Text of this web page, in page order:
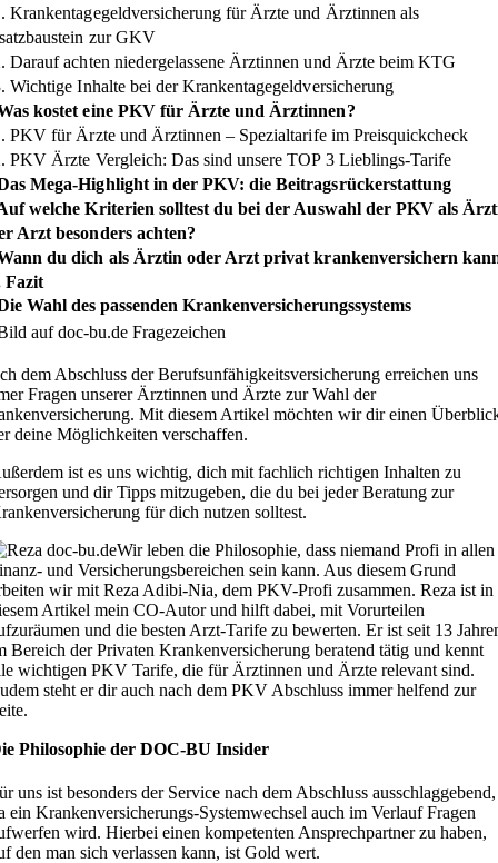
Krankentagegeldversicherung für Ärzte und Ärztinnen als
zur GKV
Darauf achten niedergelassene Ärztinnen und Ärzte beim KTG
Wichtige Inhalte bei der Krankentagegeldversicherung
kostet eine PKV für Ärzte und Ärztinnen?
PKV für Ärzte und Ärztinnen – Spezialtarife im Preisquickcheck
PKV Ärzte Vergleich: Das sind unsere TOP 3 Lieblings-Tarife
Mega-Highlight in der PKV: die Beitragsrückerstattung
welche Kriterien solltest du bei der Auswahl der PKV als
Arzt besonders achten?
du dich als Ärztin oder Arzt privat krankenversichern
Fazit
Wahl des passenden Krankenversicherungssystems
dem Abschluss der Berufsunfähigkeitsversicherung erreichen uns
Fragen unserer Ärztinnen und Ärzte zur Wahl der
Mit diesem Artikel möchten wir dir einen
deine Möglichkeiten verschaffen.
ist es uns wichtig, dich mit fachlich richtigen Inhalten zu
und dir Tipps mitzugeben, die du bei jeder Beratung zur
für dich nutzen solltest.
Wir leben die Philosophie, dass niemand Profi in allen
und Versicherungsbereichen sein kann. Aus diesem Grund
wir mit Reza Adibi-Nia, dem PKV-Profi zusammen. Reza ist in
Artikel mein CO-Autor und hilft dabei, mit Vorurteilen
und die besten Arzt-Tarife zu bewerten. Er ist seit 13
Bereich der Privaten Krankenversicherung beratend tätig und kennt
wichtigen PKV Tarife, die für Ärztinnen und Ärzte relevant sind.
steht er dir auch nach dem PKV Abschluss immer helfend zur
Philosophie der DOC-BU Insider
uns ist besonders der Service nach dem Abschluss ausschlaggebend,
ein Krankenversicherungs-Systemwechsel auch im Verlauf Fragen
wird. Hierbei einen kompetenten Ansprechpartner zu haben,
den man sich verlassen kann, ist Gold wert.